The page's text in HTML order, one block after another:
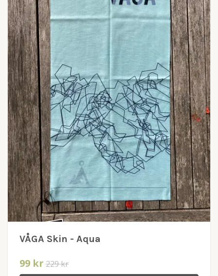
VÅGA Skin - Aqua
99 kr 229 kr